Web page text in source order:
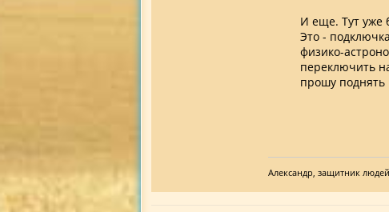
И еще. Тут уже
Это -
физико-
переключить
прошу поднять
Александр, защитник людей